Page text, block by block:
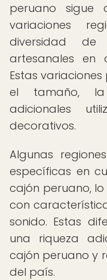
peruano sigue
variaciones
diversidad de
artesanales en
Estas
el tamaño,
adicionales
decorativos.
Algunas
específicas en
cajón peruano,
con
sonido. Estas
una riqueza
cajón peruano y
del país.